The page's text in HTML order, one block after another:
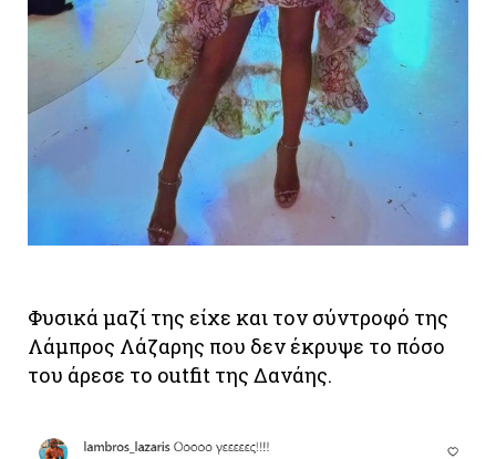
Φυσικά μαζί της είχε και τον σύντροφό της
Λάμπρος Λάζαρης που δεν έκρυψε το πόσο
του άρεσε το outfit της Δανάης.